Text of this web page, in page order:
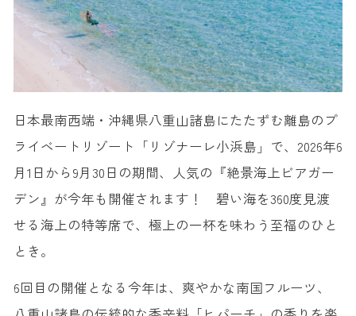
日本最南西端・沖縄県八重山諸島にたたずむ離島のプ
ライベートリゾート「リゾナーレ小浜島」で、2026年6
月1日から9月30日の期間、人気の『絶景海上ビアガー
デン』が今年も開催されます！ 碧い海を360度見渡
せる海上の特等席で、極上の一杯を味わう至福のひと
とき。
6回目の開催となる今年は、爽やかな南国フルーツ、